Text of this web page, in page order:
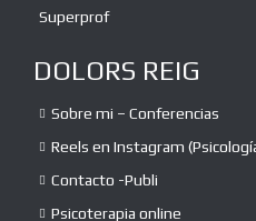
Superprof
DOLORS REIG
Sobre mi – Conferencias
Reels en Instagram
Contacto -Publi
Psicoterapia online